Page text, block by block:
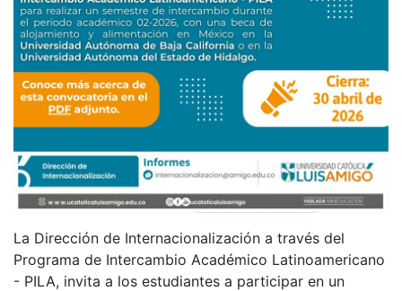
La Dirección de Internacionalización a través del
Programa de Intercambio Académico Latinoamericano
- PILA, invita a los estudiantes a participar en un